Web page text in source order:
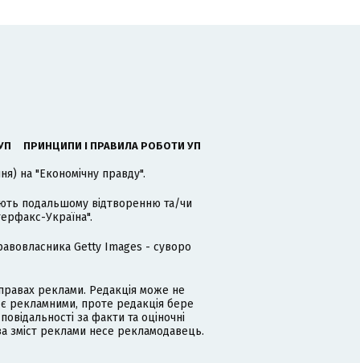
ПРИНЦИПИ І ПРАВИЛА РОБОТИ УП
на "Економічну правду".
подальшому відтворенню та/чи
Україна".
Getty Images - суворо
реклами. Редакція може не
рекламними, проте редакція бере
за факти та оціночні
зміст реклами несе рекламодавець.